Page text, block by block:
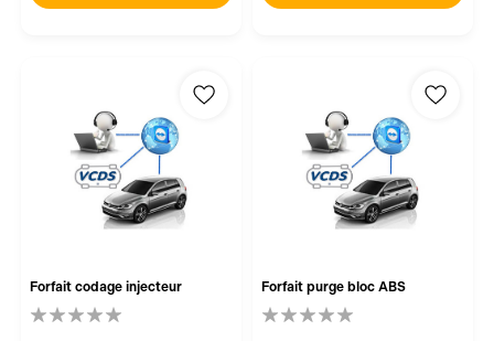
Forfait codage injecteur Forfait purge bloc ABS